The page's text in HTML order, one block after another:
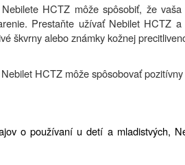
HCTZ môže spôsobiť, že
Prestaňte užívať Nebilet HCTZ
škvrny alebo známky kožnej
HCTZ môže spôsobovať
o používaní u detí a mladistvých,